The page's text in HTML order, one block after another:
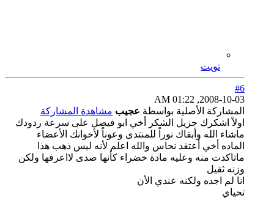
تويت
#6
2008-10-03, 01:22 AM
المشاركة الأصلية بواسطة عجيب مشاهدة المشاركة
اولاً اشكرك جزيل الشكر أخي ابو فيصل على سرعة ردودك
ماشاء الله وأبقاك نوراً للمنتدى وعوناً لأخوانك الأعضاء
الماده أخي أعتقد نحاس والله اعلم لأنه ليس ذهب هذا
ماتاكدت منه وعليه مادة خضراء كأنها صدى لااعرفها ولكن
وزنه ثقيل
انا لم اجده ولكنه عندي الأن
تحياي